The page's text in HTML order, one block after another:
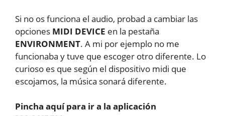
Si no os funciona el audio, probad a cambiar las
opciones MIDI DEVICE en la pestaña
ENVIRONMENT. A mi por ejemplo no me
funcionaba y tuve que escoger otro diferente. Lo
curioso es que según el dispositivo midi que
escojamos, la música sonará diferente.
Pincha aquí para ir a la aplicación